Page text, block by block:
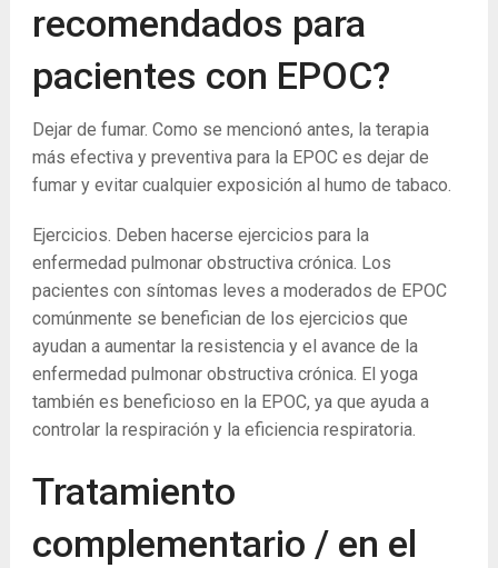
recomendados para
pacientes con EPOC?
Dejar de fumar. Como se mencionó antes, la terapia
más efectiva y preventiva para la EPOC es dejar de
fumar y evitar cualquier exposición al humo de tabaco.
Ejercicios. Deben hacerse ejercicios para la
enfermedad pulmonar obstructiva crónica. Los
pacientes con síntomas leves a moderados de EPOC
comúnmente se benefician de los ejercicios que
ayudan a aumentar la resistencia y el avance de la
enfermedad pulmonar obstructiva crónica. El yoga
también es beneficioso en la EPOC, ya que ayuda a
controlar la respiración y la eficiencia respiratoria.
Tratamiento
complementario / en el